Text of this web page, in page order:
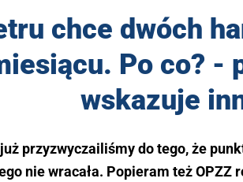
chce dwóch
Po co? -
wskazuje
przyzwyczailiśmy do tego, że
nie wracała. Popieram też